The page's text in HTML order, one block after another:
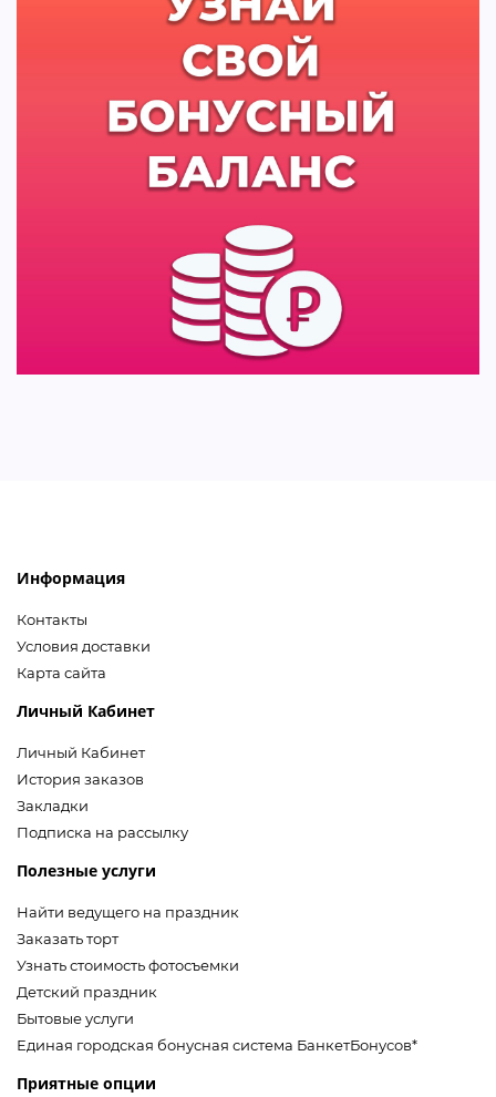
Информация
Контакты
Условия доставки
Карта сайта
Личный Кабинет
Личный Кабинет
История заказов
Закладки
Подписка на рассылку
Полезные услуги
Найти ведущего на праздник
Заказать торт
Узнать стоимость фотосъемки
Детский праздник
Бытовые услуги
Единая городская бонусная система БанкетБонусов*
Приятные опции